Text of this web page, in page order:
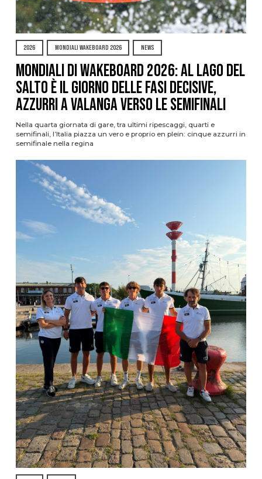
2026 MONDIALI WAKEBOARD 2026 NEWS
Mondiali di Wakeboard 2026: al Lago del
Salto è il giorno delle fasi decisive,
azzurri a valanga verso le semifinali
Nella quarta giornata di gare, tra ultimi ripescaggi, quarti e
semifinali, l’Italia piazza un vero e proprio en plein: cinque azzurri in
semifinale nella regina